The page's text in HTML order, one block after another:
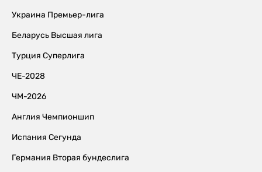
Украина Премьер-лига
Беларусь Высшая лига
Турция Суперлига
ЧЕ-2028
ЧМ-2026
Англия Чемпионшип
Испания Сегунда
Германия Вторая бундеслига